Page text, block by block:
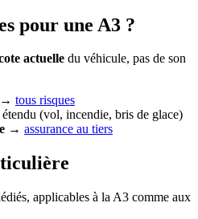
pour une A3 ?
actuelle du véhicule, pas de son
tous risques
(vol, incendie, bris de glace)
→ assurance au tiers
applicables à la A3 comme aux